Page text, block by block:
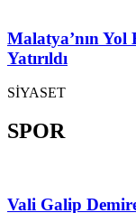
Malatya’nın Yol
Yatırıldı
SİYASET
SPOR
Vali Galip